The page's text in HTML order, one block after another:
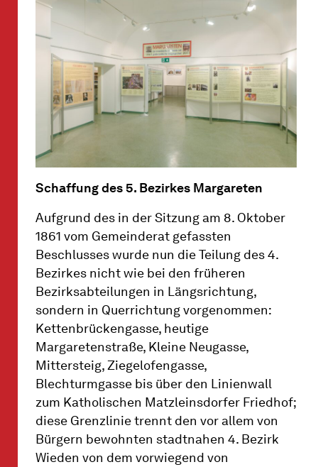
Schaffung des 5. Bezirkes Margareten
Aufgrund des in der Sitzung am 8. Oktober
1861 vom Gemeinderat gefassten
Beschlusses wurde nun die Teilung des 4.
Bezirkes nicht wie bei den früheren
Bezirksabteilungen in Längsrichtung,
sondern in Querrichtung vorgenommen:
Kettenbrückengasse, heutige
Margaretenstraße, Kleine Neugasse,
Mittersteig, Ziegelofengasse,
Blechturmgasse bis über den Linienwall
zum Katholischen Matzleinsdorfer Friedhof;
diese Grenzlinie trennt den vor allem von
Bürgern bewohnten stadtnahen 4. Bezirk
Wieden von dem vorwiegend von